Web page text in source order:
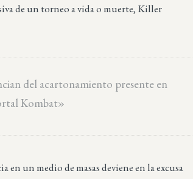
de un torneo a vida o muerte, Killer
del acartonamiento presente en
Kombat»
en un medio de masas deviene en la excusa